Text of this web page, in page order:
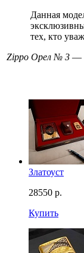
Данная
тех, кто
Zippo Орел № 3 —
Златоуст
28550 р.
Купить